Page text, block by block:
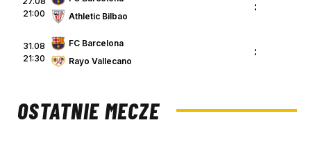
21:00
Athletic Bilbao
:
31.08
21:30
FC Barcelona
Rayo Vallecano
:
OSTATNIE MECZE